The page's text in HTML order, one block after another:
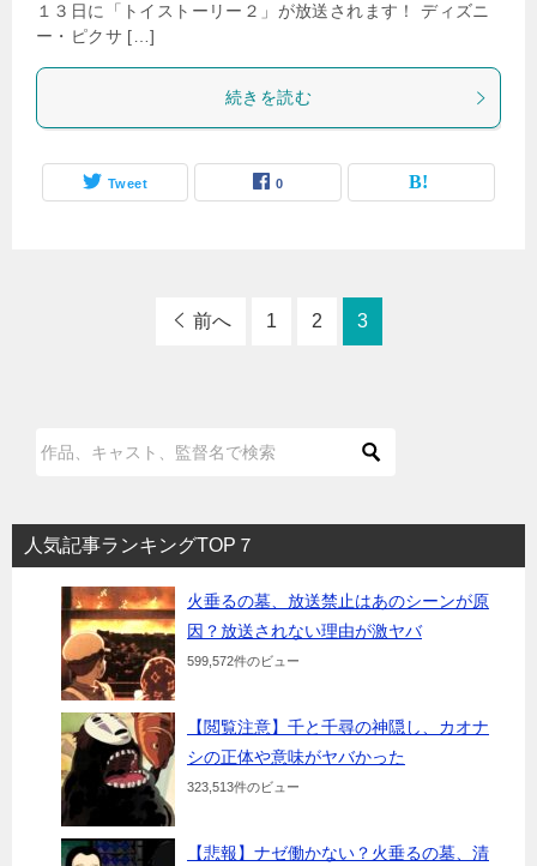
１３日に「トイストーリー２」が放送されます！ ディズニ
ー・ピクサ […]
続きを読む
Tweet 0
前へ 1 2 3
人気記事ランキングTOP７
火垂るの墓、放送禁止はあのシーンが原
因？放送されない理由が激ヤバ
599,572件のビュー
【閲覧注意】千と千尋の神隠し、カオナ
シの正体や意味がヤバかった
323,513件のビュー
【悲報】ナゼ働かない？火垂るの墓、清